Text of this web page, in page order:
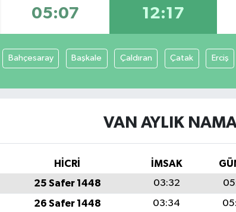
05:07 12:17
Bahçesaray Başkale Çaldıran Çatak Erciş
VAN AYLIK
HİCRİ İMSAK
25 Safer 1448 03:32
26 Safer 1448 03:34